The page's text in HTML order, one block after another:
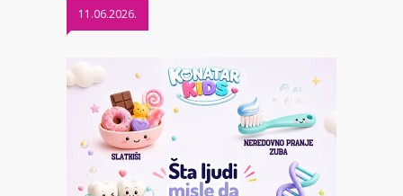
11.06.2026.